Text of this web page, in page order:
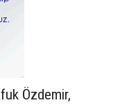
Özdemir,